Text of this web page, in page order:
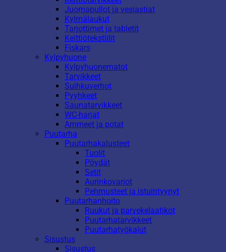
Juomapullot ja vesiastiat
Kylmälaukut
Tarjottimet ja tabletit
Keittiötekstiilit
Fiskars
Kylpyhuone
Kylpyhuonematot
Tarvikkeet
Suihkuverhot
Pyyhkeet
Saunatarvikkeet
WC-harjat
Ammeet ja potat
Puutarha
Puutarhakalusteet
Tuolit
Pöydät
Setit
Aurinkovarjot
Pehmusteet ja istuintyynyt
Puutarhanhoito
Ruukut ja parvekelaatikot
Puutarhatarvikkeet
Puutarhatyökalut
Sisustus
Sisustus